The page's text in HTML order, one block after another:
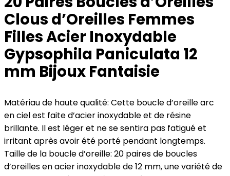
Clous d’Oreilles Femmes
Filles Acier Inoxydable
Gypsophila Paniculata 12
mm Bijoux Fantaisie
Matériau de haute qualité: Cette boucle d’oreille arc
en ciel est faite d’acier inoxydable et de résine
brillante. Il est léger et ne se sentira pas fatigué et
irritant après avoir été porté pendant longtemps.
Taille de la boucle d’oreille: 20 paires de boucles
d’oreilles en acier inoxydable de 12 mm, une variété de